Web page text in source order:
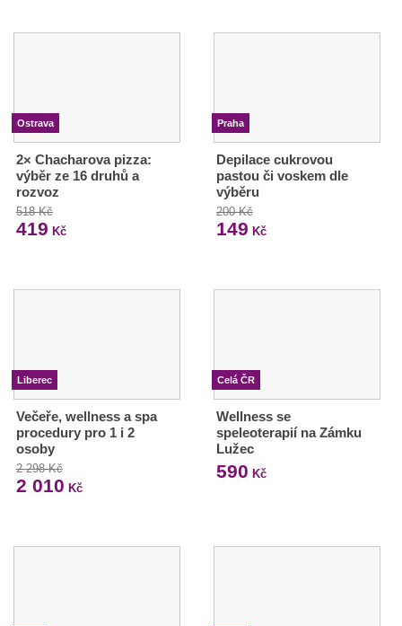
Ostrava
2× Chacharova pizza:
výběr ze 16 druhů a
rozvoz
518 Kč
419 Kč
Praha
Depilace cukrovou
pastou či voskem dle
výběru
200 Kč
149 Kč
Liberec
Večeře, wellness a spa
procedury pro 1 i 2
osoby
2 298 Kč
2 010 Kč
Celá ČR
Wellness se
speleoterapií na Zámku
Lužec
590 Kč